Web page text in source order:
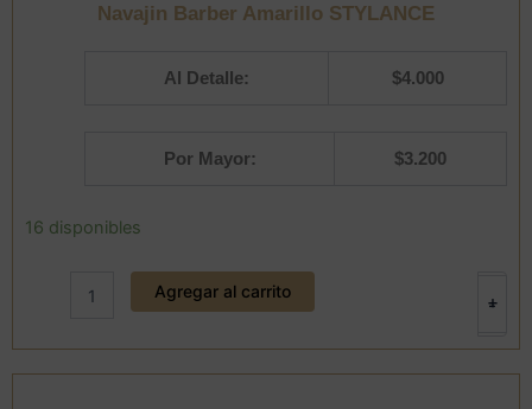
Navajin Barber Amarillo STYLANCE
Al Detalle: $4.000
Por Mayor: $3.200
16 disponibles
-
Navajin
STYLANCE
+
Agregar al carrito